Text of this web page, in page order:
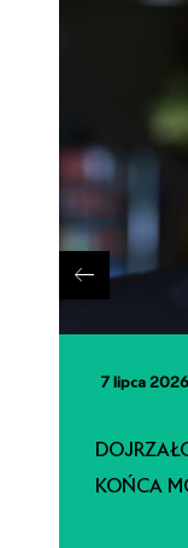
7 lipca 2026
KOŃCA